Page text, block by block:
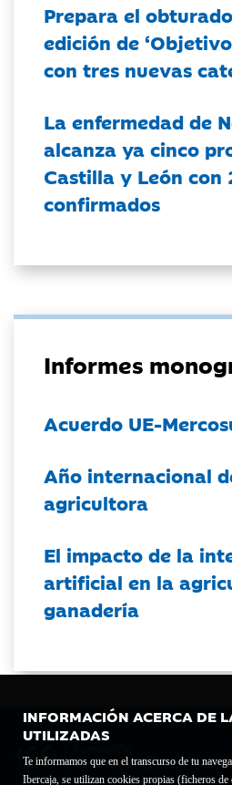
INFORMACIÓN ACERCA DE
UTILIZADAS
Te informamos que en el transcurso de tu
Ibercaja, se utilizan cookies propias (ficheros
Prepara el
edición de
con tres nuevas
La enfermedad de
alcanza ya cinco
Castilla y León con
confirmados
Informes
Acuerdo UE-
Año internacional
agricultora
El impacto de la
artificial en la
ganadería